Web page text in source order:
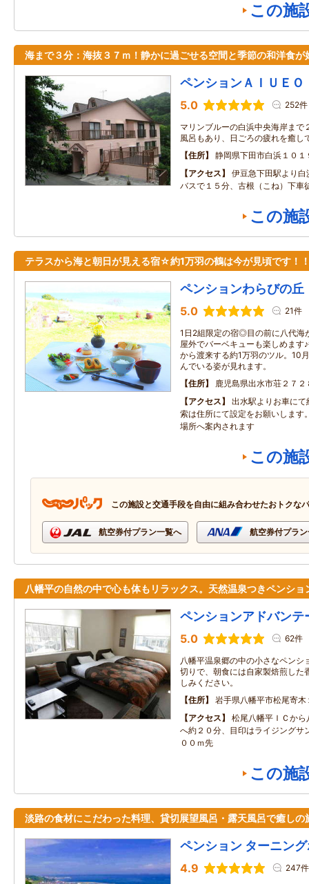
この施
海まで３分：海抜３７ｍ！静かに過ごせる空間と季節の和洋食が
ペンションＡＩＵＥＯ
5.0 252件
マリンブルーの白浜中央海岸ま
風呂もあり、日ごろの疲れを癒し
住所
静岡県下田市白浜１０１
アクセス
伊豆急下田駅より
バスで１５分、古根（こね）下車
この施
テラスから海と朝日が見える宿☆約1万羽の鶴は今が見頃です！
ペンションわらびの丘
5.0 21件
1日2組限定の宿◎目の前に八代海
屋外でバーベキューも楽しめます
から渡来する約1万羽のツル。10
んでいる姿が見れます。
住所
鹿児島県出水市荘２７２
アクセス
出水駅よりお車に
索は住所にて設定をお願いします
場所へ案内されます
この施
この施設と交通手段を自由に組み合わせたおトクな
航空券付プラン一覧へ 航空券付プラ
八幡平の自然の中で心も体もリラックス。天然温泉つきペンショ
ペンションアドバンテ
5.0 62件
八幡平温泉郷の中の小さなペンシ
切りで、朝食には自家製焙煎した
しみください。
住所
岩手県八幡平市松尾寄
アクセス
松尾八幡平ＩＣか
へ約２０分、目印はライジングサ
００ｍ先
この施
淡路の食材にこだわった料理、貸切展望風呂・露天風呂で癒しの
ペンション ターニン
4.9 247件